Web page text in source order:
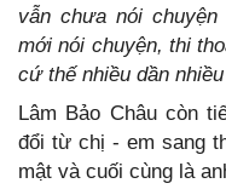
vẫn chưa nói
mới nói chuyện, thi
cứ thế nhiều dần
Lâm Bảo Châu còn
đổi từ chị - em sang
mật và cuối cùng là